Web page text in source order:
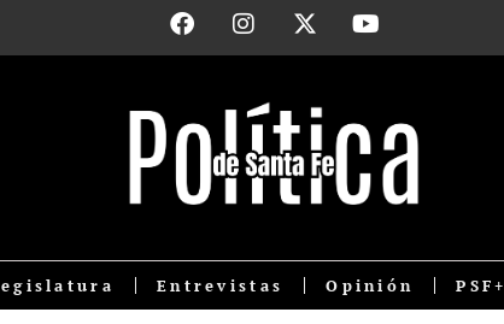
Entrevistas Opinión PSF+